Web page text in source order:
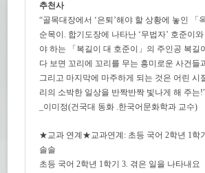
추천사
“골목대장에서 ‘은퇴’해야 할 상황에 놓인 「
순목이. 합기도장에 나타난 ‘무법자’ 호준이
야 하는 「복길이 대 호준이」의 주인공 복길
다 보면 꼬리에 꼬리를 무는 흥미로운 사건들
그리고 마지막에 마주하게 되는 것은 어린 시
리의 소박한 일상을 반짝반짝 빛나게 해 주는
_이미정(건국대 동화 .한국어문화학과 교수)
★교과 연계★교과연계: 초등 국어 2학년 1학
솔솔
초등 국어 2학년 1학기 3. 겪은 일을 나타내요